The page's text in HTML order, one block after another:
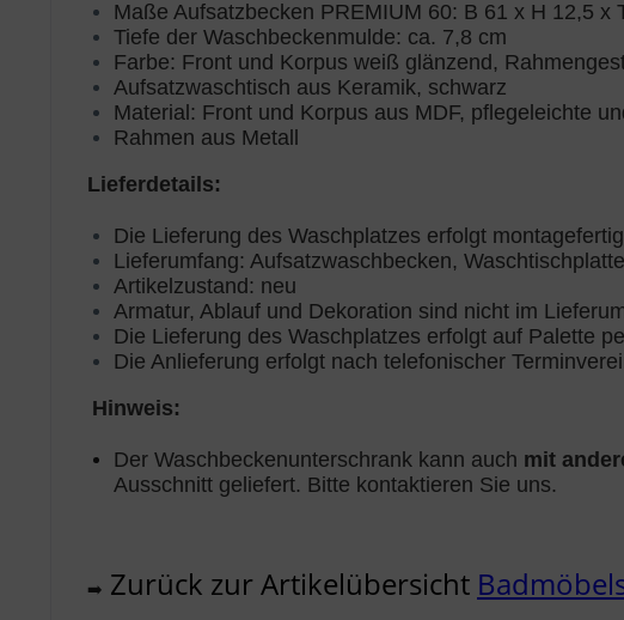
Maße Aufsatzbecken PREMIUM 60: B 61 x H 12,5 x
Tiefe der Waschbeckenmulde: ca. 7,8 cm
Farbe: Front und Korpus weiß glänzend ,
Aufsatzwaschtisch aus Keramik, schwarz
Material: Front und Korpus aus MDF, pflegeleichte
Rahmen aus Metall
Lieferdetails:
Die Lieferung des Waschplatzes erfolgt
Lieferumfang: Aufsatzwaschbecken,
Artikelzustand: neu
Armatur, Ablauf und Dekoration sind nicht im
Die Lieferung des Waschplatzes erfolgt auf Palette
Die Anlieferung erfolgt nach telefonischer
Hinweis:
Der Waschbeckenunterschrank kann auch mit
Ausschnitt geliefert. Bitte kontaktieren Sie uns.
➡️ Zurück zur Artikelübersicht